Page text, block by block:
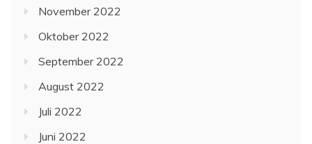
November 2022
Oktober 2022
September 2022
August 2022
Juli 2022
Juni 2022